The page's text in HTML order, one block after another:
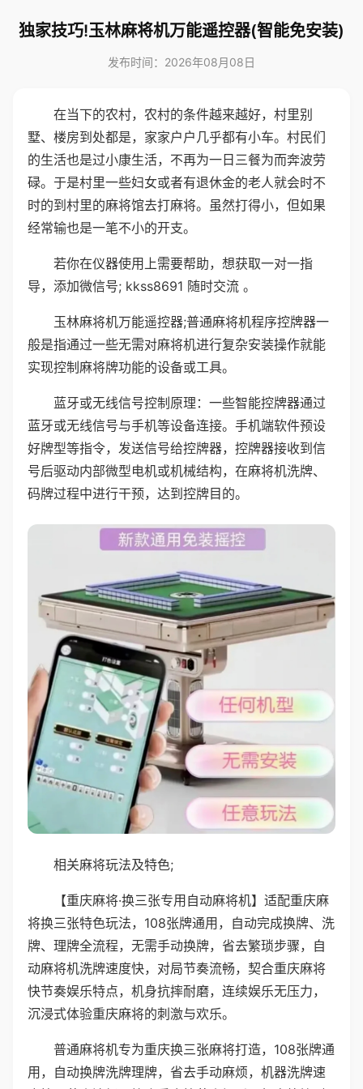
独家技巧!玉林麻将机万能遥控器(智能免安装)
发布时间：2026年08月08日
在当下的农村，农村的条件越来越好，村里别
墅、楼房到处都是，家家户户几乎都有小车。村民们
的生活也是过小康生活，不再为一日三餐为而奔波劳
碌。于是村里一些妇女或者有退休金的老人就会时不
时的到村里的麻将馆去打麻将。虽然打得小，但如果
经常输也是一笔不小的开支。
若你在仪器使用上需要帮助，想获取一对一指
导，添加微信号; kkss8691 随时交流 。
玉林麻将机万能遥控器;普通麻将机程序控牌器一
般是指通过一些无需对麻将机进行复杂安装操作就能
实现控制麻将牌功能的设备或工具。
蓝牙或无线信号控制原理：一些智能控牌器通过
蓝牙或无线信号与手机等设备连接。手机端软件预设
好牌型等指令，发送信号给控牌器，控牌器接收到信
号后驱动内部微型电机或机械结构，在麻将机洗牌、
码牌过程中进行干预，达到控牌目的。
相关麻将玩法及特色;
【重庆麻将·换三张专用自动麻将机】适配重庆麻
将换三张特色玩法，108张牌通用，自动完成换牌、洗
牌、理牌全流程，无需手动换牌，省去繁琐步骤，自
动麻将机洗牌速度快，对局节奏流畅，契合重庆麻将
快节奏娱乐特点，机身抗摔耐磨，连续娱乐无压力，
沉浸式体验重庆麻将的刺激与欢乐。
普通麻将机专为重庆换三张麻将打造，108张牌通
用，自动换牌洗牌理牌，省去手动麻烦，机器洗牌速